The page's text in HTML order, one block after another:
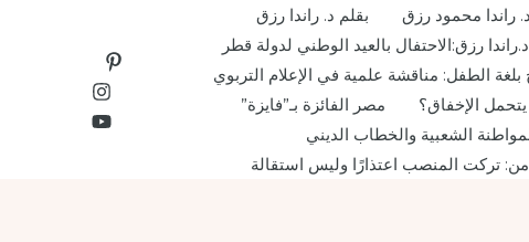
راندا محمود رزق
بقلم د. راندا رزق
رزق:الاحتفال بالعيد الوطني لدولة قطر
الطفل: مناقشة علمية في الإعلام التربوي
الإخفاق؟
مصر الفائزة بـ”فايزة”
الشعبية والخطاب الديني
تركت المنصب اعتذارًا وليس استقالة